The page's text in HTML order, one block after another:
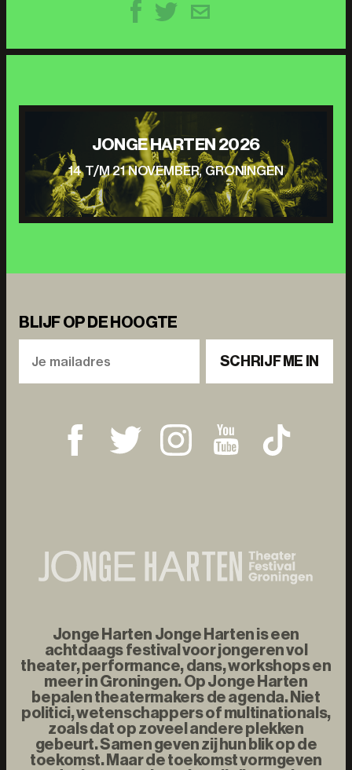
JONGE HARTEN 2026
14 T/M 21 NOVEMBER, GRONINGEN
BLIJF OP DE HOOGTE
SCHRIJF ME IN
Jonge Harten Jonge Harten is een
achtdaags festival voor jongeren vol
theater, performance, dans, workshops en
meer in Groningen. Op Jonge Harten
bepalen theatermakers de agenda. Niet
politici, wetenschappers of multinationals,
zoals dat op zoveel andere plekken
gebeurt. Samen geven zij hun blik op de
toekomst. Maar de toekomst vormgeven